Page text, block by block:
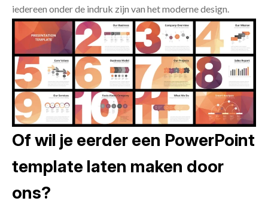
iedereen onder de indruk zijn van het moderne design.
Of wil je eerder een PowerPoint
template laten maken door
ons?